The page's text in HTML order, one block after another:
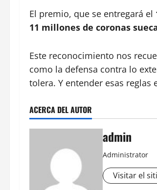
El premio, que se entregará el
11 millones de coronas
Este reconocimiento nos
como la defensa contra lo
tolera. Y entender esas
ACERCA DEL AUTOR
admin
Administrator
Visitar el